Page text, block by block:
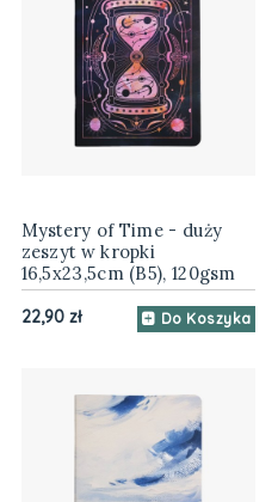
Mystery of Time - duży
zeszyt w kropki
16,5x23,5cm (B5), 120gsm
22,90 zł Do Koszyka